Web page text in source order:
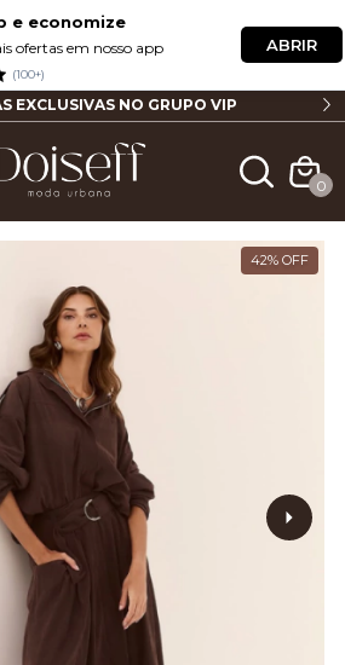
e economize
ofertas em nosso app
(100+)
ABRIR
FRETE GRÁTIS ACIMA DE R$ 499,90 (SP)
0
42% OFF